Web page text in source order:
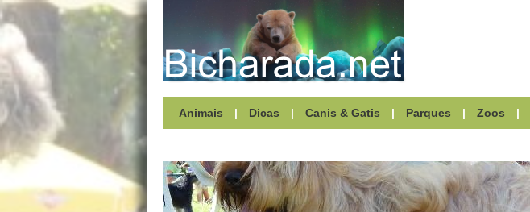
Animais | Dicas | Canis & Gatis | Parques | Zoos |